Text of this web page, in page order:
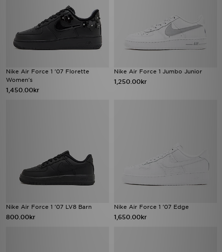
Nike Air Force 1 '07 Florette
Women's
1,450.00kr
Nike Air Force 1 Jumbo Junior
1,250.00kr
Nike Air Force 1 '07 LV8 Barn
800.00kr
Nike Air Force 1 '07 Edge
1,650.00kr